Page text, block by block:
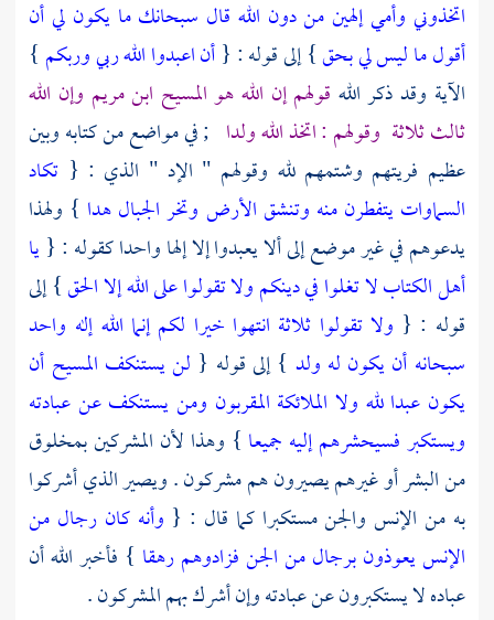
اتخذوني وأمي إلهين من دون الله قال سبحانك ما يكون لي أن
أقول ما ليس لي بحق} إلى قوله : {أن اعبدوا الله ربي وربكم }
الآية وقد ذكر الله قولهم إن الله هوالمسيح ابن مريم وإن الله
ثالث ثلاثة وقولهم : اتخذ الله ولدا ; في مواضع من كتابه وبين
عظيم فريتهم وشتمهم لله وقولهم " الإد " الذي : { تكاد
السماوات يتفطرن منه وتنشق الأرض وتخر الجبال هدا } ولهذا
يدعوهم في غير موضع إلى ألا يعبدوا إلا إلها واحدا كقوله : {يا
أهل الكتاب لا تغلوا في دينكم ولا تقولوا على الله إلا الحق} إلى
قوله : { ولا تقولوا ثلاثة انتهوا خيرا لكم إنما الله إله واحد
سبحانه أن يكون له ولد } إلى قوله { لن يستنكف المسيح أن
يكون عبدا لله ولا الملائكة المقربون ومن يستنكف عن عبادته
ويستكبر فسيحشرهم إليه جميعا } وهذا لأن المشركين بمخلوق
من البشر أو غيرهم يصيرون هم مشركون . ويصير الذي أشركوا
به من الإنس والجن مستكبرا كما قال : { وأنه كان رجال من
الإنس يعوذون برجال من الجن فزادوهم رهقا } فأخبر الله أن
عباده لا يستكبرون عن عبادته وإن أشرك بهم المشركون .